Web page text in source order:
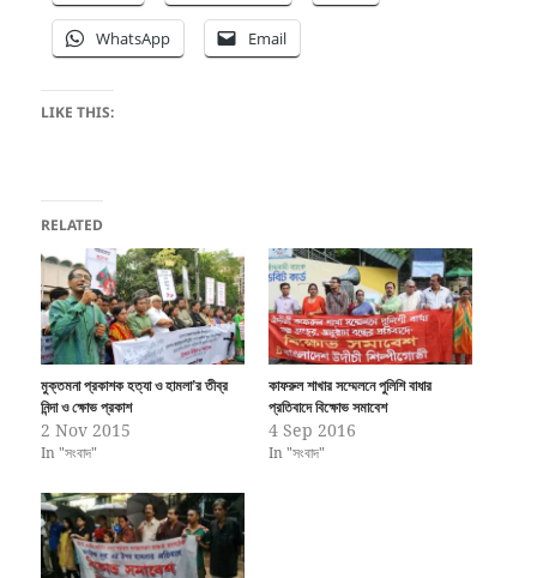
WhatsApp Email
LIKE THIS:
RELATED
মুক্তমনা প্রকাশক হত্যা ও হামলা’র তীব্র
নিন্দা ও ক্ষোভ প্রকাশ
2 Nov 2015
In "সংবাদ"
কাফরুল শাখার সম্মেলনে পুলিশি বাধার
প্রতিবাদে বিক্ষোভ সমাবেশ
4 Sep 2016
In "সংবাদ"